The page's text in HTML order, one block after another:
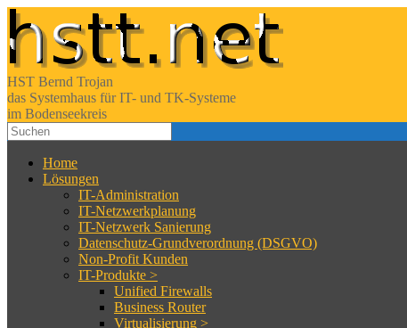
HST Bernd Trojan
das Systemhaus für IT- und TK-Systeme
im Bodenseekreis
Home
Lösungen
IT-Administration
IT-Netzwerkplanung
IT-Netzwerk Sanierung
Datenschutz-Grundverordnung (DSGVO)
Non-Profit Kunden
IT-Produkte >
Unified Firewalls
Business Router
Virtualisierung >